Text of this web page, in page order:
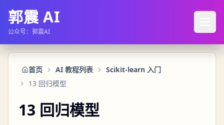
郭震 AI
公众号：郭震AI
首页 AI 教程列表
Scikit-learn 入门
13 回归模型
13 回归模型